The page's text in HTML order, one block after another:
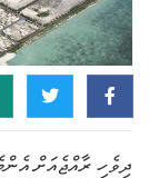
ދިވެހި ރާއްޖެއަށް